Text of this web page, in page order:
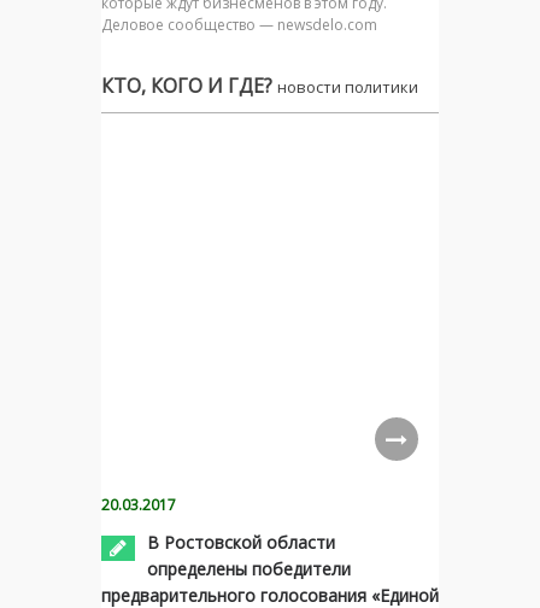
Деловое сообщество — newsdelo.com
КТО, КОГО И ГДЕ? новости политики
20.03.2017
В Ростовской области
определены победители
предварительного голосования «Единой